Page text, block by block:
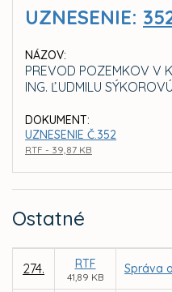
UZNESENIE:
NÁZOV:
PREVOD POZEMKOV V
ING. ĽUDMILU
DOKUMENT:
UZNESENIE Č.352
RTF - 39,87 KB
Ostatné
274. RTF
41,89 KB
Správa